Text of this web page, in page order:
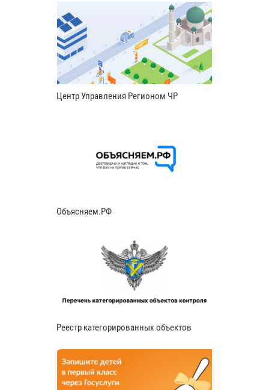
Центр Управления Регионом ЧР
Объясняем.РФ
Реестр категорированных объектов